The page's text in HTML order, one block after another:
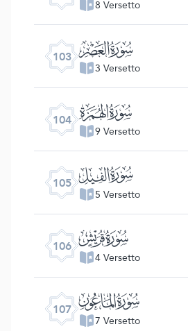
8 Versetto
103 ﰔ
3 Versetto
104 ﰕ
9 Versetto
105 ﰖ
5 Versetto
106 ﰗ
4 Versetto
107 ﰘ
7 Versetto